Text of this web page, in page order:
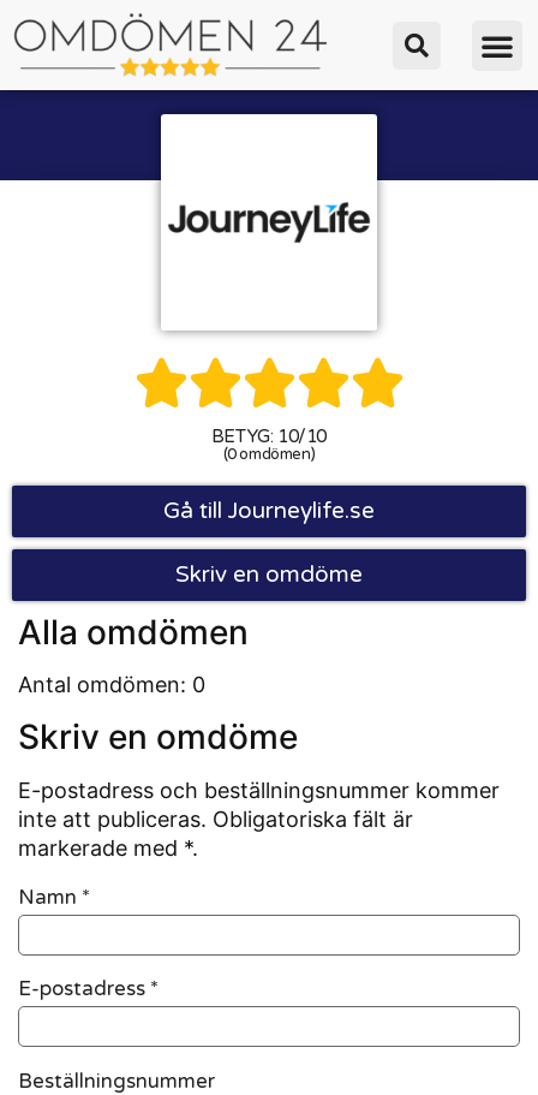

BETYG: 10/10
(0 omdömen)
Gå till Journeylife.se
Skriv en omdöme
Alla omdömen
Antal omdömen: 0
Skriv en omdöme
E-postadress och beställningsnummer kommer
inte att publiceras. Obligatoriska fält är
markerade med *.
Namn *
E-postadress *
Beställningsnummer